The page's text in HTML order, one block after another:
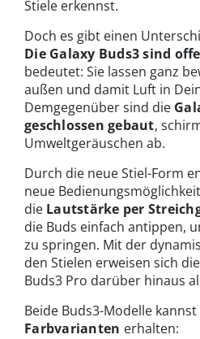
Stiele erkennst.
Doch es gibt einen
Die Galaxy Buds3 sind
bedeutet: Sie lassen ganz
außen und damit Luft in
Demgegenüber sind die
geschlossen gebaut,
Umweltgeräuschen ab.
Durch die neue Stiel-Form
neue
die Lautstärke per
die Buds einfach antippen,
zu springen. Mit der
den Stielen erweisen sich
Buds3 Pro darüber hinaus
Beide Buds3-Modelle
Farbvarianten erhalten: